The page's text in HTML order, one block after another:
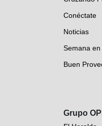
Conéctate
Noticias
Semana
Buen
Grupo